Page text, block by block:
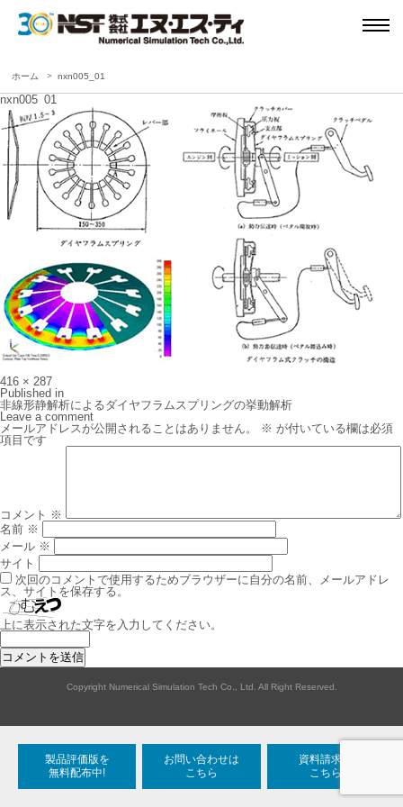
ホーム nxn005_01
nxn005_01
Full
size
416 × 287
投
稿
ナ
ビ
ゲ
Published in
非線形静解析によるダイヤフラムスプリングの挙動解析
Leave a comment
メールアドレスが公開されることはありません。
※ が付いている欄は必須
項目です
コメント ※
名前 ※
メール ※
サイト
次回のコメントで使用するためブラウザーに自分の名前、メールアドレ
ス、サイトを保存する。
上に表示された文字を入力してください。
Copyright Numerical Simulation Tech Co., Ltd. All Right Reserved.
製品評価版を
無料配布中!
お問い合わせは
こちら
資料請求は
こちら